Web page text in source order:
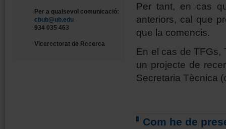
Per a qualsevol comunicació:
cbub@ub.edu
934 035 463
Vicerectorat de Recerca
Per tant, en cas
anteriors, cal que
que la comencis.
En el cas de TFGs,
un projecte de
Secretaria Tècnica (
Com he de